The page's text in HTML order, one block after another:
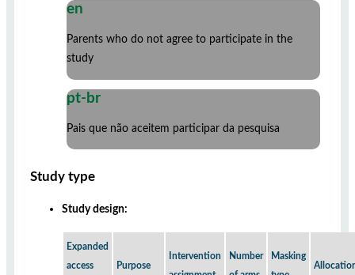
en
Parents who do not agree to participate in the
study
pt-br
Pais que não aceitem participar da pesquisa
Study type
Study design:
Expanded
access
Purpose
Intervention
Number
Masking